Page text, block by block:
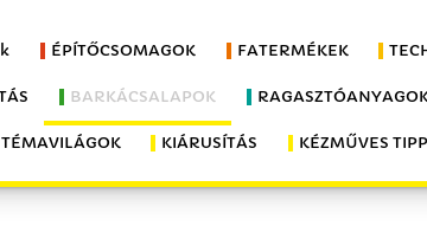
ÉPÍTŐCSOMAGOK FATERMÉKEK
BARKÁCSALAPOK
TÉMAVILÁGOK KIÁRUSÍTÁS KÉZMŰVES